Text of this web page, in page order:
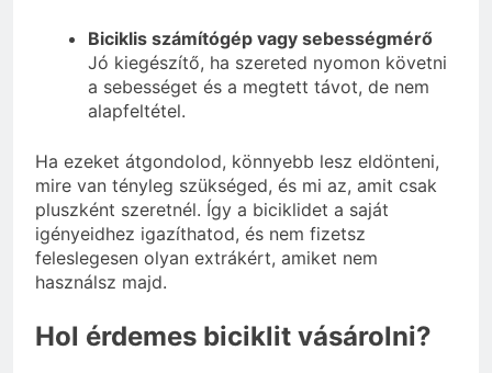
Biciklis számítógép vagy sebességmérő
Jó kiegészítő, ha szereted nyomon követni
a sebességet és a megtett távot, de nem
alapfeltétel.
Ha ezeket átgondolod, könnyebb lesz eldönteni,
mire van tényleg szükséged, és mi az, amit csak
pluszként szeretnél. Így a biciklidet a saját
igényeidhez igazíthatod, és nem fizetsz
feleslegesen olyan extrákért, amiket nem
használsz majd.
Hol érdemes biciklit vásárolni?